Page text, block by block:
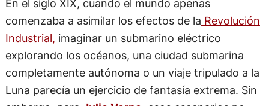
En el siglo XIX, cuando el mundo apenas
comenzaba a asimilar los efectos de la Revolución
Industrial, imaginar un submarino eléctrico
explorando los océanos, una ciudad submarina
completamente autónoma o un viaje tripulado a la
Luna parecía un ejercicio de fantasía extrema. Sin